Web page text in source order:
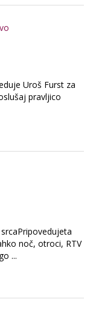
Uroš Furst za
pravljico
noč, otroci, RTV
...